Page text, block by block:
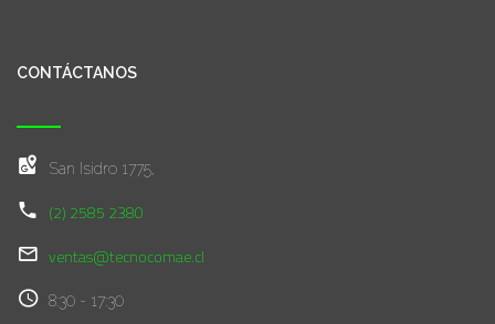
CONTÁCTANOS
San Isidro 1775,
(2) 2585 2380
ventas@tecnocomae.cl
8:30 - 17:30